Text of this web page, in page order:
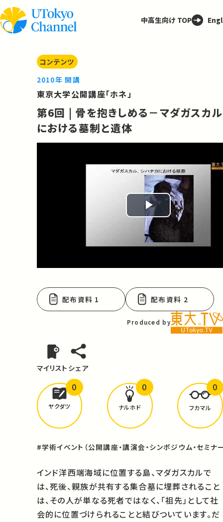
中高生向け TOP
コンテンツ
2010年 開講
東京大学公開講座「ホネ」
第6回 | 骨を抱きしめる－マダガスカル
における墓制と遺体
Play
Video
配布資料 1 配布資料 2
Produced by
マイリスト シェア
どんな学びがありましたか？
ヤクダツ
0
ナルホド
0
フカマル
0
#学術イベント（公開講座・講演会・シンポジウム・セミナ
インド洋西端海域に位置する島、マダガスカルで
は、死後、親族が共有する集合墓に埋葬されること
は、その人が単なる死者ではなく、「祖先」として社
会的に位置づけられることと結びついています。だ